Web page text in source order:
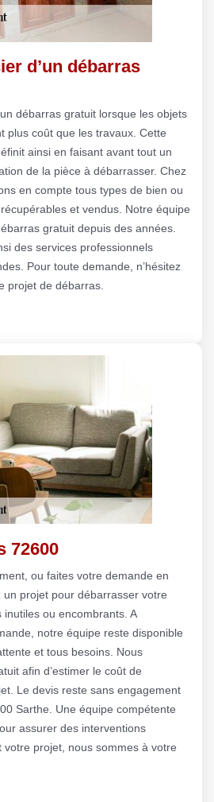
d’un débarras
débarras gratuit lorsque les objets
plus coût que les travaux. Cette
ainsi en faisant avant tout un
de la pièce à débarrasser. Chez
en compte tous types de bien ou
et vendus. Notre équipe
gratuit depuis des années.
des services professionnels
Pour toute demande, n’hésitez
projet de débarras.
72600
ou faites votre demande en
un projet pour débarrasser votre
ou encombrants. A
notre équipe reste disponible
et tous besoins. Nous
afin d’estimer le coût de
Le devis reste sans engagement
Sarthe. Une équipe compétente
assurer des interventions
projet, nous sommes à votre